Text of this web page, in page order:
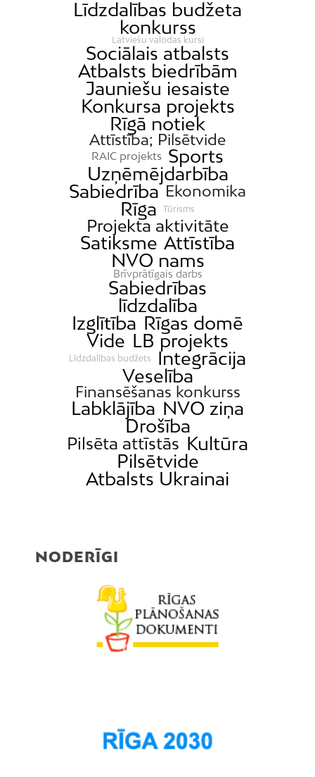
Līdzdalības budžeta
konkurss
Latviešu valodas kursi
Sociālais atbalsts
Atbalsts biedrībām
Jauniešu iesaiste
Konkursa projekts
Rīgā notiek
Attīstība; Pilsētvide
RAIC projekts Sports
Uzņēmējdarbība
Sabiedrība Ekonomika
Rīga Tūrisms
Projekta aktivitāte
Satiksme Attīstība
NVO nams
Brīvprātīgais darbs
Sabiedrības
līdzdalība
Izglītība Rīgas domē
Vide LB projekts
Līdzdalības budžets
Integrācija
Veselība
Finansēšanas konkurss
Labklājība NVO ziņa
Drošība
Pilsēta attīstās Kultūra
Pilsētvide
Atbalsts Ukrainai
NODERĪGI